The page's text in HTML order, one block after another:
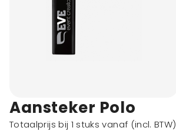
Aansteker Polo
Totaalprijs bij 1 stuks vanaf (incl. BTW)